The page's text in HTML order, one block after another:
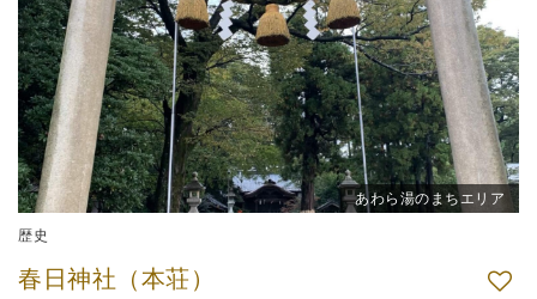
あわら湯のまちエリア
歴史
春日神社（本荘）